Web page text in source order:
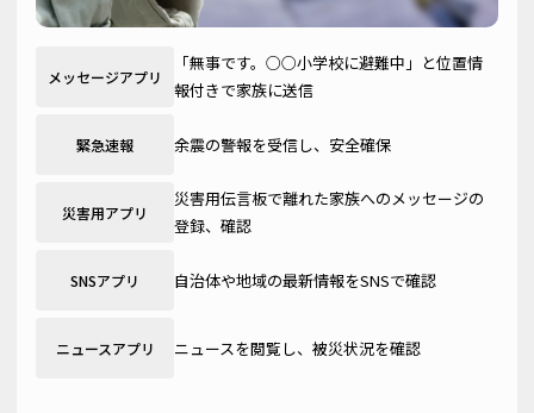
メッセージアプリ
「無事です。○○小学校に避難中」と位置情
報付きで家族に送信
緊急速報 余震の警報を受信し、安全確保
災害用アプリ
災害用伝言板で離れた家族へのメッセージの
登録、確認
SNSアプリ 自治体や地域の最新情報をSNSで確認
ニュースアプリ ニュースを閲覧し、被災状況を確認